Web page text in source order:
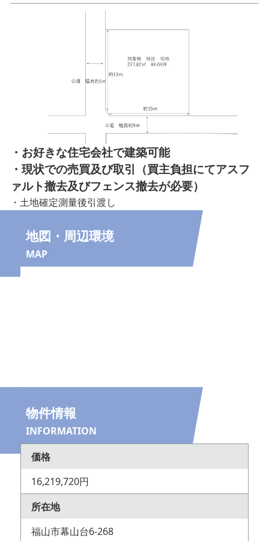
・お好きな住宅会社で建築可能
・現状での売買及び取引（買主負担にてアスフ
ァルト撤去及びフェンス撤去が必要）
・土地確定測量後引渡し
地図・周辺環境
MAP
物件情報
INFORMATION
価格
16,219,720円
所在地
福山市幕山台6-268